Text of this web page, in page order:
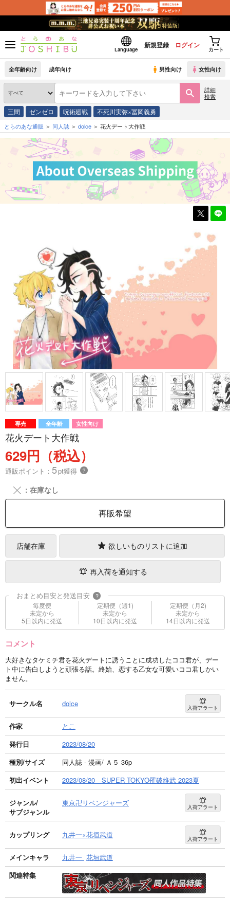
Language
新規登録 ログイン
カート
全年齢向け 成年向け 男性向け 女性向け
詳細
検索
三間 ゼンゼロ 呪術廻戦 不死川実弥×冨岡義勇
とらのあな通販 同人誌 dolce 花火デート大作戦
専売 全年齢 女性向け
花火デート大作戦
629円（税込）
通販ポイント： 5pt獲得 ？
╳ ：在庫なし
再販希望
店舗在庫 欲しいものリストに追加
再入荷を通知する
おまとめ目安と発送目安 ?
毎度便
未定から
5日以内に発送
定期便（週1)
未定から
10日以内に発送
定期便（月2)
未定から
14日以内に発送
コメント
大好きなタケミチ君を花火デートに誘うことに成功したココ君が、デー
ト中に告白しようと頑張る話。終始、恋する乙女な可愛いココ君しかい
ません。
サークル名 dolce 入荷アラート
作家
とこ
発行日
2023/08/20
種別/サイズ
同人誌 - 漫画/ Ａ５ 36p
初出イベント
2023/08/20 SUPER TOKYO罹破維武 2023夏
ジャンル/
サブジャンル
東京卍リベンジャーズ 入荷アラート
カップリング 九井一×花垣武道 入荷アラート
メインキャラ 九井一 花垣武道
関連特集